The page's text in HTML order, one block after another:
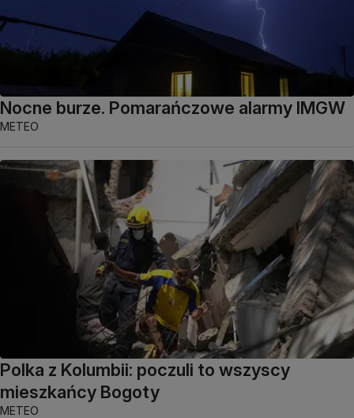
Nocne burze. Pomarańczowe alarmy IMGW
METEO
Polka z Kolumbii: poczuli to wszyscy
mieszkańcy Bogoty
METEO